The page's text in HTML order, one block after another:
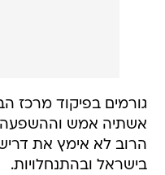
גורמים בפיקוד מרכז
אשתיה אמש וההשפעה
הרוב לא אימץ את
בישראל ובהתנחלויות.